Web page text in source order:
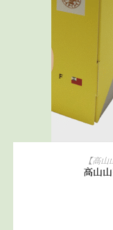
【高
高山